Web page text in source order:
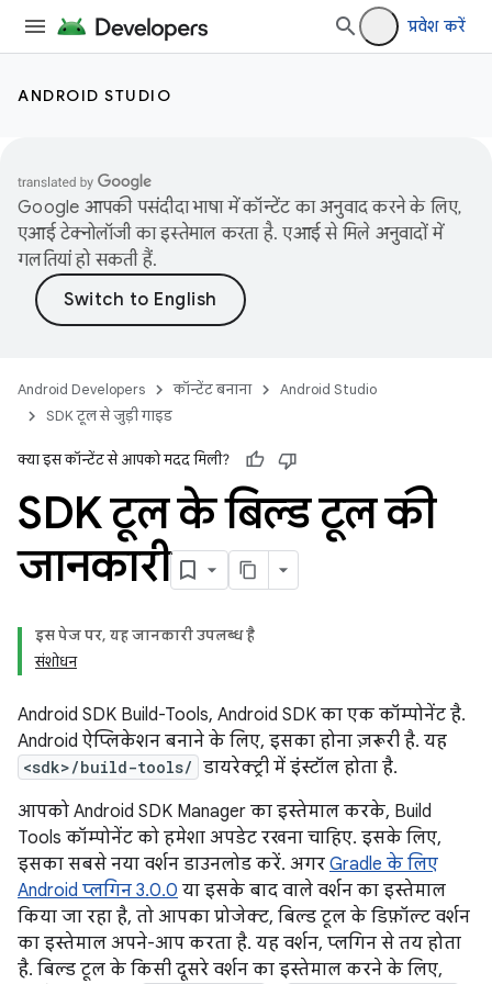
प्रवेश करें
ANDROID STUDIO
Google आपकी पसंदीदा भाषा में कॉन्टेंट का अनुवाद करने के लिए,
एआई टेक्नोलॉजी का इस्तेमाल करता है. एआई से मिले अनुवादों में
गलतियां हो सकती हैं.
Android Developers कॉन्टेंट बनाना
Android Studio
SDK टूल से जुड़ी गाइड
क्या इस कॉन्टेंट से आपको मदद मिली?
SDK टूल के बिल्ड टूल की
जानकारी
इस पेज पर, यह जानकारी उपलब्ध है
संशोधन
Android SDK Build-Tools, Android SDK का एक कॉम्पोनेंट है.
Android ऐप्लिकेशन बनाने के लिए, इसका होना ज़रूरी है. यह
<sdk>/build-tools/ डायरेक्ट्री में इंस्टॉल होता है.
आपको Android SDK Manager का इस्तेमाल करके, Build
Tools कॉम्पोनेंट को हमेशा अपडेट रखना चाहिए. इसके लिए,
इसका सबसे नया वर्शन डाउनलोड करें. अगर Gradle के लिए
Android प्लगिन 3.0.0 या इसके बाद वाले वर्शन का इस्तेमाल
किया जा रहा है, तो आपका प्रोजेक्ट, बिल्ड टूल के डिफ़ॉल्ट वर्शन
का इस्तेमाल अपने-आप करता है. यह वर्शन, प्लगिन से तय होता
है. बिल्ड टूल के किसी दूसरे वर्शन का इस्तेमाल करने के लिए,